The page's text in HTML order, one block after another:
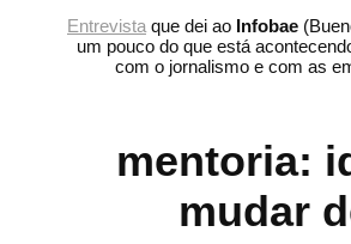
Entrevista que dei ao Infobae
um pouco do que está
com o jornalismo e com as
mentoria:
mudar